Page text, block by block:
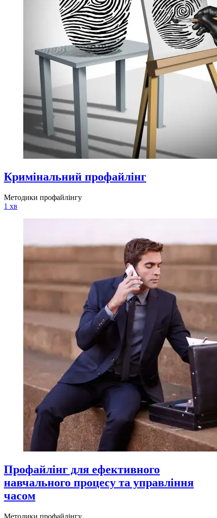
Кримінальний профайлінг
Методики профайлінгу
1 хв
Профайлінг для ефективного
навчального процесу та управління
часом
Методики профайлінгу